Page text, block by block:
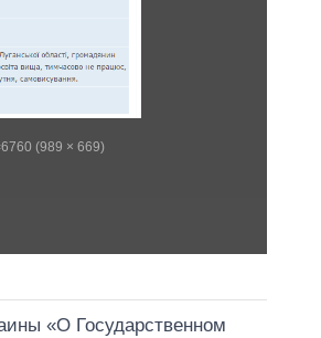
(989 × 669)
«О Государственном